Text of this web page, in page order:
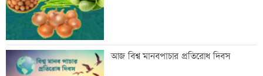
মেঘনার ভাঙনরোধে জিও ব্যাগ প্রকল্পে
অনিয়ম, এলাকাবাসীর মানববন্ধন
আজ বিশ্ব মানবপাচার প্রতিরোধ দিবস